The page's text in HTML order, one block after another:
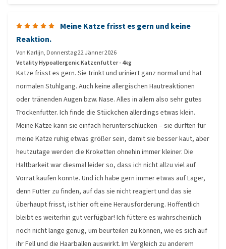
Meine Katze frisst es gern und keine
Reaktion.
Von Karlijn, Donnerstag 22 Jänner 2026
Vetality Hypoallergenic Katzenfutter - 4kg
Katze frisst es gern. Sie trinkt und uriniert ganz normal und hat
normalen Stuhlgang. Auch keine allergischen Hautreaktionen
oder tränenden Augen bzw. Nase. Alles in allem also sehr gutes
Trockenfutter. Ich finde die Stückchen allerdings etwas klein.
Meine Katze kann sie einfach herunterschlucken – sie dürften für
meine Katze ruhig etwas größer sein, damit sie besser kaut, aber
heutzutage werden die Kroketten ohnehin immer kleiner. Die
Haltbarkeit war diesmal leider so, dass ich nicht allzu viel auf
Vorrat kaufen konnte. Und ich habe gern immer etwas auf Lager,
denn Futter zu finden, auf das sie nicht reagiert und das sie
überhaupt frisst, ist hier oft eine Herausforderung. Hoffentlich
bleibt es weiterhin gut verfügbar! Ich füttere es wahrscheinlich
noch nicht lange genug, um beurteilen zu können, wie es sich auf
ihr Fell und die Haarballen auswirkt. Im Vergleich zu anderem